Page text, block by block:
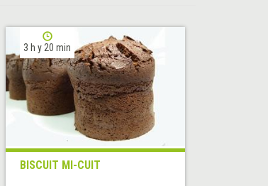
3 h y 20 min
BISCUIT MI-CUIT